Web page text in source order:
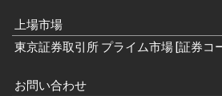
上場市場
東京証券取引所 プライム市場 [証券コ
お問い合わせ